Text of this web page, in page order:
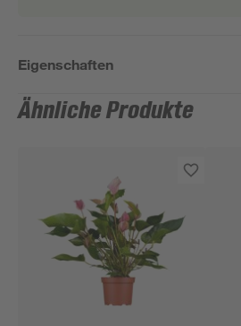
Eigenschaften
Ähnliche Produkte